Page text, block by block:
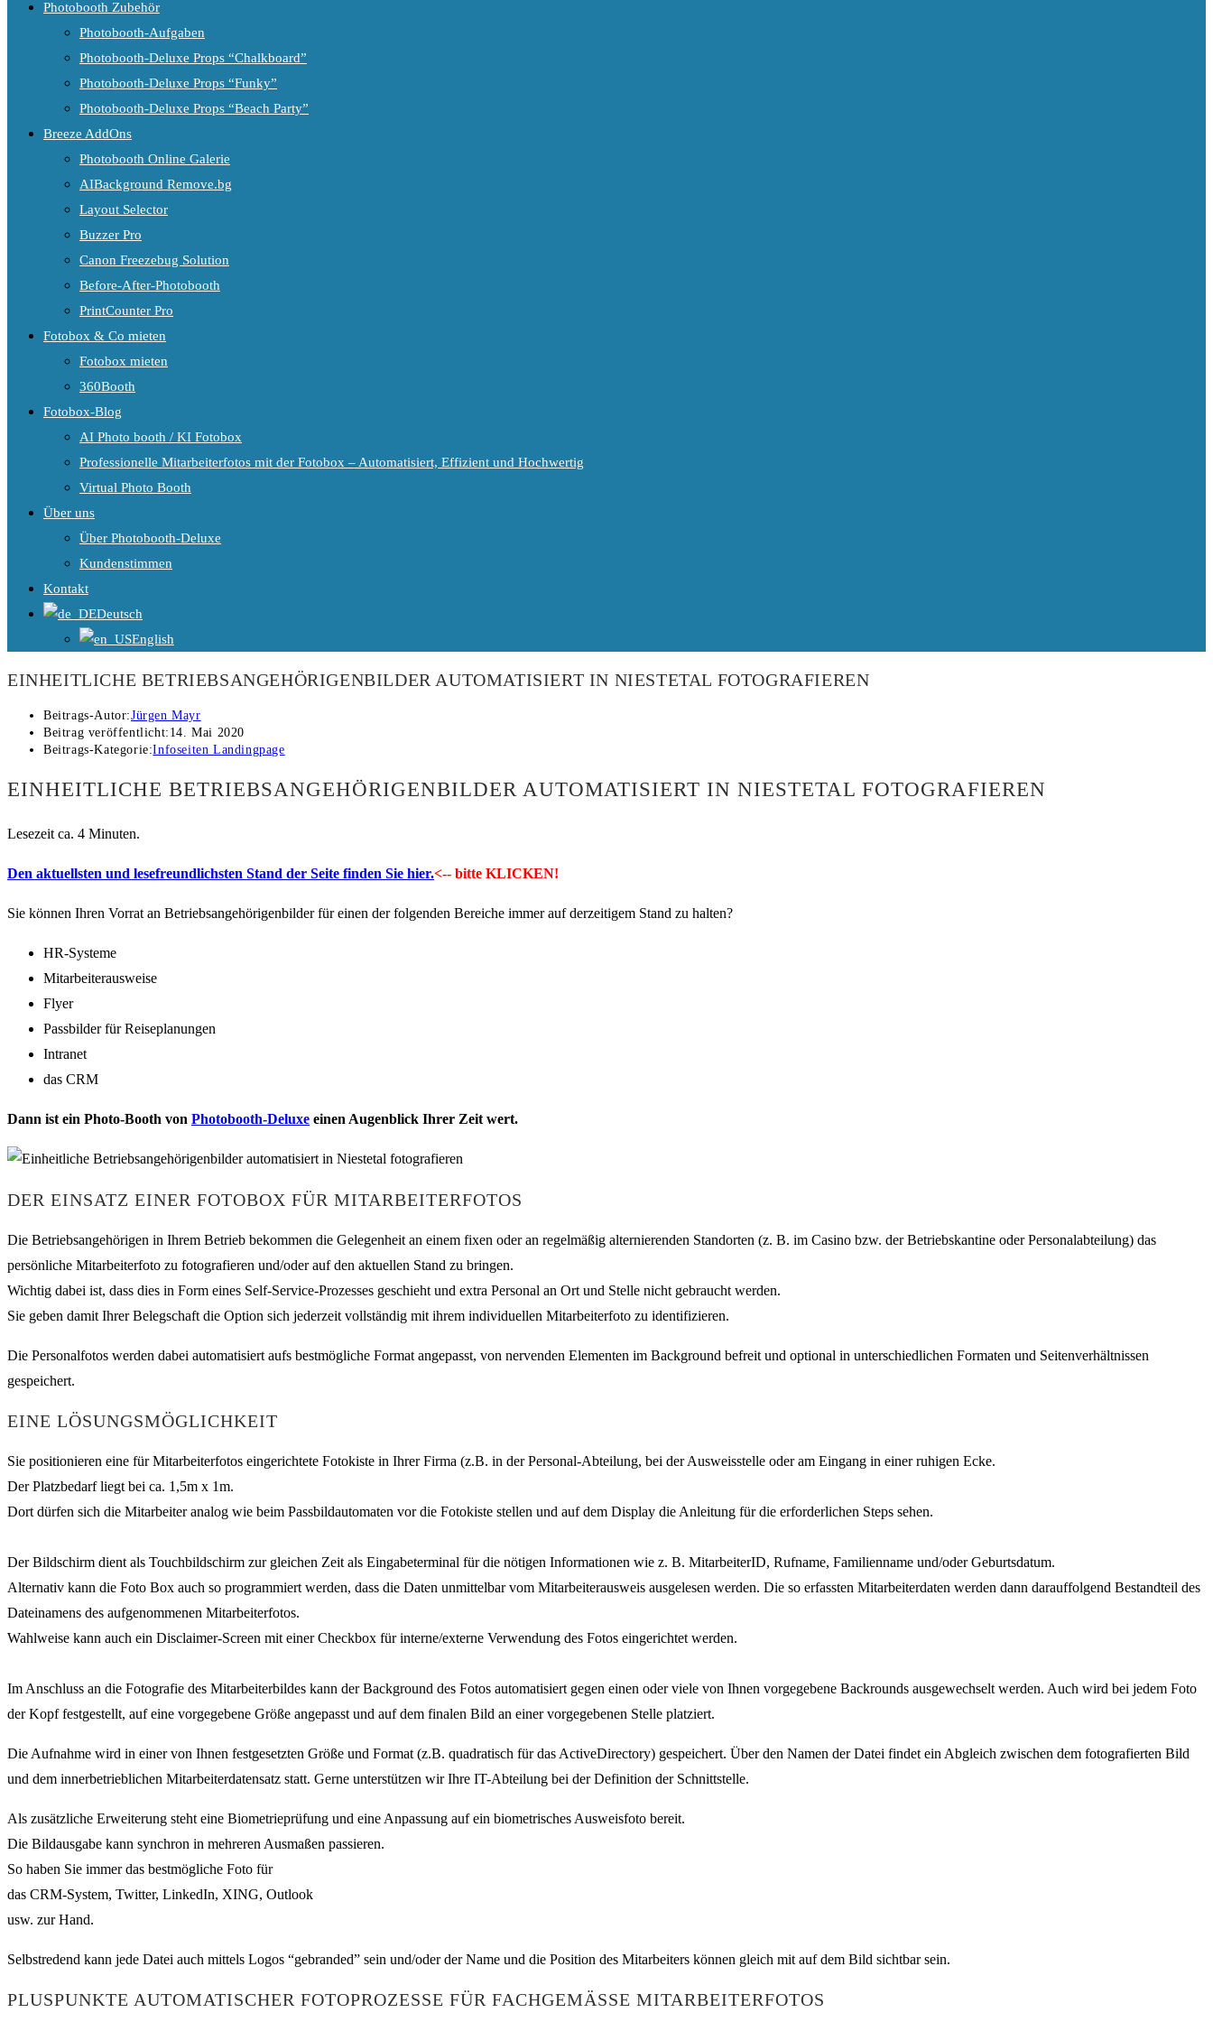
Photobooth Zubehör
Photobooth-Aufgaben
Photobooth-Deluxe Props “Chalkboard”
Photobooth-Deluxe Props “Funky”
Photobooth-Deluxe Props “Beach Party”
Breeze AddOns
Photobooth Online Galerie
AIBackground Remove.bg
Layout Selector
Buzzer Pro
Canon Freezebug Solution
Before-After-Photobooth
PrintCounter Pro
Fotobox & Co mieten
Fotobox mieten
360Booth
Fotobox-Blog
AI Photo booth / KI Fotobox
Professionelle Mitarbeiterfotos mit der Fotobox – Automatisiert, Effizient und Hochwertig
Virtual Photo Booth
Über uns
Über Photobooth-Deluxe
Kundenstimmen
Kontakt
Deutsch
English
EINHEITLICHE BETRIEBSANGEHÖRIGENBILDER AUTOMATISIERT IN NIESTETAL FOTOGRAFIEREN
Beitrags-Autor:Jürgen Mayr
Beitrag veröffentlicht: 14. Mai 2020
Beitrags-Kategorie:Infoseiten Landingpage
EINHEITLICHE BETRIEBSANGEHÖRIGENBILDER AUTOMATISIERT IN NIESTETAL FOTOGRAFIEREN
Lesezeit ca. 4 Minuten.
Den aktuellsten und lesefreundlichsten Stand der Seite finden Sie hier.<-- bitte KLICKEN!
Sie können Ihren Vorrat an Betriebsangehörigenbilder für einen der folgenden Bereiche immer auf derzeitigem Stand zu halten?
HR-Systeme
Mitarbeiterausweise
Flyer
Passbilder für Reiseplanungen
Intranet
das CRM
Dann ist ein Photo-Booth von Photobooth-Deluxe einen Augenblick Ihrer Zeit wert.
DER EINSATZ EINER FOTOBOX FÜR MITARBEITERFOTOS
Die Betriebsangehörigen in Ihrem Betrieb bekommen die Gelegenheit an einem fixen oder an regelmäßig alternierenden Standorten (z. B. im Casino bzw. der Betriebskantine oder Personalabteilung) das
persönliche Mitarbeiterfoto zu fotografieren und/oder auf den aktuellen Stand zu bringen.
Wichtig dabei ist, dass dies in Form eines Self-Service-Prozesses geschieht und extra Personal an Ort und Stelle nicht gebraucht werden.
Sie geben damit Ihrer Belegschaft die Option sich jederzeit vollständig mit ihrem individuellen Mitarbeiterfoto zu identifizieren.
Die Personalfotos werden dabei automatisiert aufs bestmögliche Format angepasst, von nervenden Elementen im Background befreit und optional in unterschiedlichen Formaten und Seitenverhältnissen
gespeichert.
EINE LÖSUNGSMÖGLICHKEIT
Sie positionieren eine für Mitarbeiterfotos eingerichtete Fotokiste in Ihrer Firma (z.B. in der Personal-Abteilung, bei der Ausweisstelle oder am Eingang in einer ruhigen Ecke.
Der Platzbedarf liegt bei ca. 1,5m x 1m.
Dort dürfen sich die Mitarbeiter analog wie beim Passbildautomaten vor die Fotokiste stellen und auf dem Display die Anleitung für die erforderlichen Steps sehen.
Der Bildschirm dient als Touchbildschirm zur gleichen Zeit als Eingabeterminal für die nötigen Informationen wie z. B. MitarbeiterID, Rufname, Familienname und/oder Geburtsdatum.
Alternativ kann die Foto Box auch so programmiert werden, dass die Daten unmittelbar vom Mitarbeiterausweis ausgelesen werden. Die so erfassten Mitarbeiterdaten werden dann darauffolgend Bestandteil des
Dateinamens des aufgenommenen Mitarbeiterfotos.
Wahlweise kann auch ein Disclaimer-Screen mit einer Checkbox für interne/externe Verwendung des Fotos eingerichtet werden.
Im Anschluss an die Fotografie des Mitarbeiterbildes kann der Background des Fotos automatisiert gegen einen oder viele von Ihnen vorgegebene Backrounds ausgewechselt werden. Auch wird bei jedem Foto
der Kopf festgestellt, auf eine vorgegebene Größe angepasst und auf dem finalen Bild an einer vorgegebenen Stelle platziert.
Die Aufnahme wird in einer von Ihnen festgesetzten Größe und Format (z.B. quadratisch für das ActiveDirectory) gespeichert. Über den Namen der Datei findet ein Abgleich zwischen dem fotografierten Bild
und dem innerbetrieblichen Mitarbeiterdatensatz statt. Gerne unterstützen wir Ihre IT-Abteilung bei der Definition der Schnittstelle.
Als zusätzliche Erweiterung steht eine Biometrieprüfung und eine Anpassung auf ein biometrisches Ausweisfoto bereit.
Die Bildausgabe kann synchron in mehreren Ausmaßen passieren.
So haben Sie immer das bestmögliche Foto für
das CRM-System, Twitter, LinkedIn, XING, Outlook
usw. zur Hand.
Selbstredend kann jede Datei auch mittels Logos “gebranded” sein und/oder der Name und die Position des Mitarbeiters können gleich mit auf dem Bild sichtbar sein.
PLUSPUNKTE AUTOMATISCHER FOTOPROZESSE FÜR FACHGEMÄSSE MITARBEITERFOTOS